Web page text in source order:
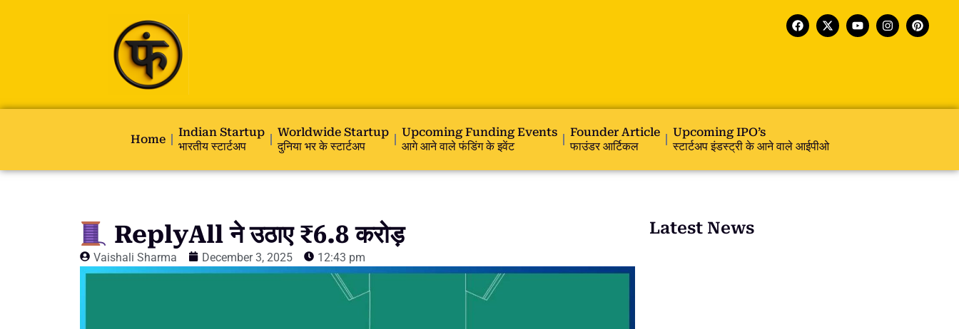
Home
Indian Startup
भारतीय स्टार्टअप
Worldwide Startup
दुनिया भर के स्टार्टअप
Upcoming Funding Events
आगे आने वाले फंडिंग के इवेंट
Founder Article
फाउंडर आर्टिकल
Upcoming IPO’s
स्टार्टअप इंडस्ट्री के आने वाले आईपीओ
ReplyAll ने उठाए ₹6.8 करोड़
Vaishali Sharma December 3, 2025 12:43 pm
Latest News